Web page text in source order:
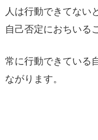
人は行動できてない
自己否定におちいる
常に行動できている
ながります。